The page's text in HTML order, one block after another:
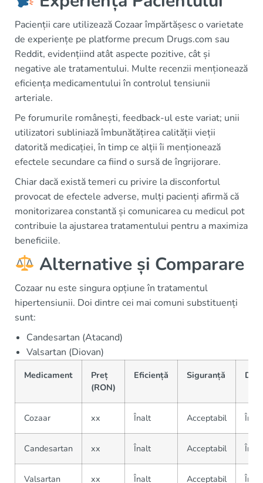
Pacienții care utilizează Cozaar împărtășesc o varietate
de experiențe pe platforme precum Drugs.com sau
Reddit, evidențiind atât aspecte pozitive, cât și
negative ale tratamentului. Multe recenzii menționează
eficiența medicamentului în controlul tensiunii
arteriale.
Pe forumurile românești, feedback-ul este variat; unii
utilizatori subliniază îmbunătățirea calității vieții
datorită medicației, în timp ce alții îi menționează
efectele secundare ca fiind o sursă de îngrijorare.
Chiar dacă există temeri cu privire la disconfortul
provocat de efectele adverse, mulți pacienți afirmă că
monitorizarea constantă și comunicarea cu medicul pot
contribuie la ajustarea tratamentului pentru a maximiza
beneficiile.
Alternative și Comparare
Cozaar nu este singura opțiune în tratamentul
hipertensiunii. Doi dintre cei mai comuni substituenți
sunt:
Candesartan (Atacand)
Valsartan (Diovan)
Medicament
Preț
(RON)
Eficiență Siguranță
Cozaar xx Înalt Acceptabil În
Candesartan xx Înalt Acceptabil În
Valsartan xx Înalt Acceptabil În